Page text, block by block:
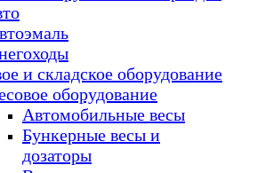
и складское оборудование
оборудование
Автомобильные весы
Бункерные весы и
дозаторы